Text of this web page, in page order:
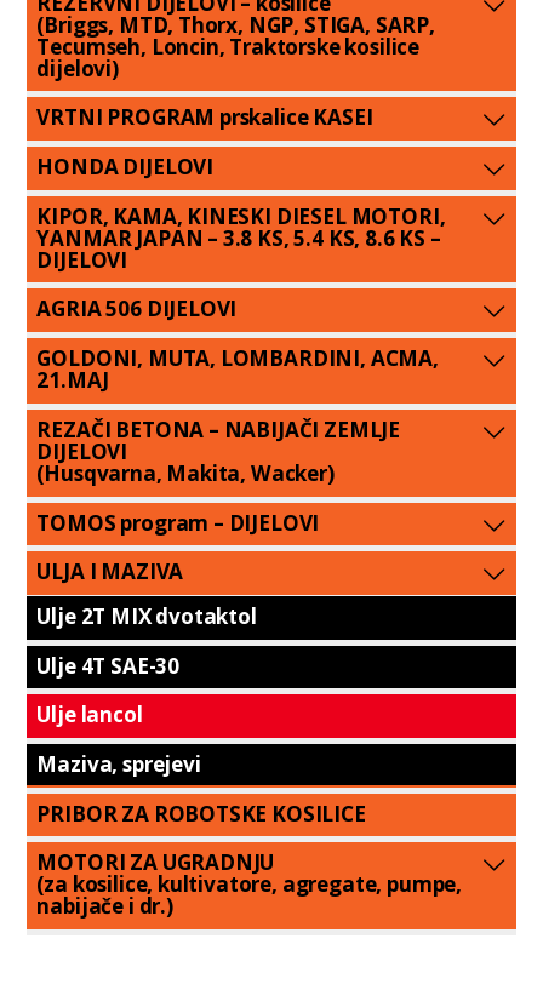
(Briggs, MTD, Thorx, NGP, STIGA, SARP,
Tecumseh, Loncin, Traktorske kosilice
dijelovi)
VRTNI PROGRAM prskalice KASEI
HONDA DIJELOVI
KIPOR, KAMA, KINESKI DIESEL MOTORI,
YANMAR JAPAN – 3.8 KS, 5.4 KS, 8.6 KS –
DIJELOVI
AGRIA 506 DIJELOVI
GOLDONI, MUTA, LOMBARDINI, ACMA,
21.MAJ
REZAČI BETONA – NABIJAČI ZEMLJE
DIJELOVI
(Husqvarna, Makita, Wacker)
TOMOS program – DIJELOVI
ULJA I MAZIVA
Ulje 2T MIX dvotaktol
Ulje 4T SAE-30
Ulje lancol
Maziva, sprejevi
PRIBOR ZA ROBOTSKE KOSILICE
MOTORI ZA UGRADNJU
(za kosilice, kultivatore, agregate, pumpe,
nabijače i dr.)